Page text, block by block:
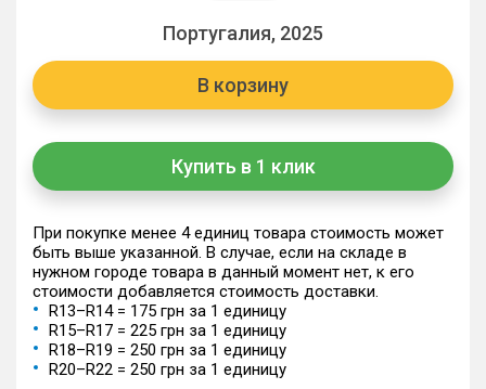
Португалия, 2025
В корзину
Купить в 1 клик
При покупке менее 4 единиц товара стоимость может
быть выше указанной. В случае, если на складе в
нужном городе товара в данный момент нет, к его
стоимости добавляется стоимость доставки.
R13–R14 = 175 грн за 1 единицу
R15–R17 = 225 грн за 1 единицу
R18–R19 = 250 грн за 1 единицу
R20–R22 = 250 грн за 1 единицу